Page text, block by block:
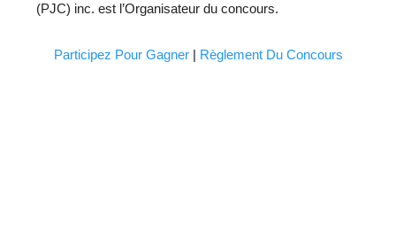
(PJC) inc. est l’Organisateur du concours.
Participez Pour Gagner| Règlement Du Concours